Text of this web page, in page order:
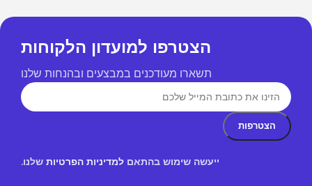
הצטרפו למועדון הלקוחות
תשארו מעודכנים במבצעים ובהנחות שלנו
ייעשה שימוש בהתאם למדיניות הפרטיות שלנו.